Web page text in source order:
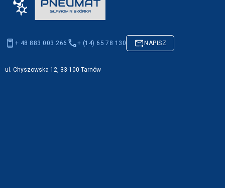
+ 48 883 003 266 + (14) 65 78 130 NAPISZ
ul. Chyszowska 12, 33-100 Tarnów